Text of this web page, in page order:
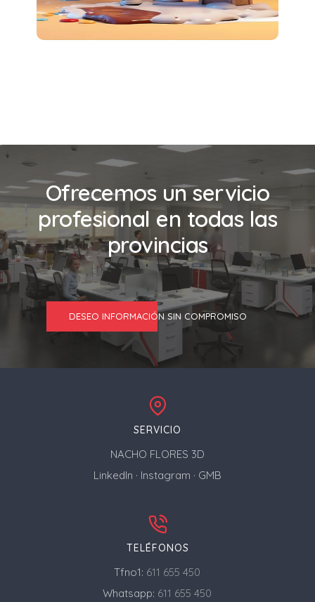
Ofrecemos un servicio
profesional en todas las
provincias
DESEO INFORMACIÓN SIN COMPROMISO
SERVICIO
NACHO FLORES 3D
LinkedIn · Instagram · GMB
TELÉFONOS
Tfno1: 611 655 450
Whatsapp: 611 655 450